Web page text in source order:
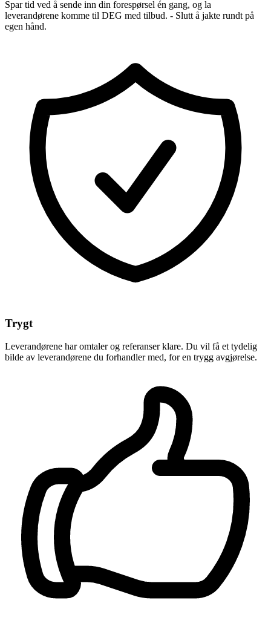
Spar tid ved å sende inn din forespørsel én gang, og la
leverandørene komme til DEG med tilbud. - Slutt å jakte rundt på
egen hånd.
Trygt
Leverandørene har omtaler og referanser klare. Du vil få et tydelig
bilde av leverandørene du forhandler med, for en trygg avgjørelse.